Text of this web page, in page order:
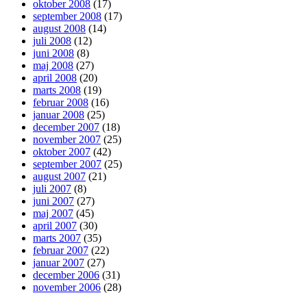
oktober 2008 (17)
september 2008 (17)
august 2008 (14)
juli 2008 (12)
juni 2008 (8)
maj 2008 (27)
april 2008 (20)
marts 2008 (19)
februar 2008 (16)
januar 2008 (25)
december 2007 (18)
november 2007 (25)
oktober 2007 (42)
september 2007 (25)
august 2007 (21)
juli 2007 (8)
juni 2007 (27)
maj 2007 (45)
april 2007 (30)
marts 2007 (35)
februar 2007 (22)
januar 2007 (27)
december 2006 (31)
november 2006 (28)